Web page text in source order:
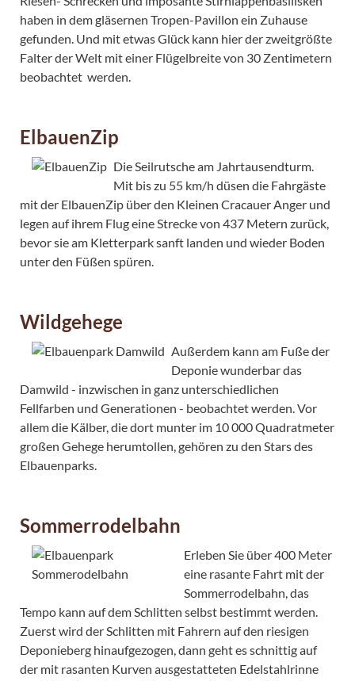
haben in dem gläsernen Tropen-Pavillon ein Zuhause
gefunden. Und mit etwas Glück kann hier der zweitgrößte
Falter der Welt mit einer Flügelbreite von 30 Zentimetern
beobachtet werden.
ElbauenZip
Die Seilrutsche am Jahrtausendturm.
Mit bis zu 55 km/h düsen die Fahrgäste
mit der ElbauenZip über den Kleinen Cracauer Anger und
legen auf ihrem Flug eine Strecke von 437 Metern zurück,
bevor sie am Kletterpark sanft landen und wieder Boden
unter den Füßen spüren.
Wildgehege
Außerdem kann am Fuße der
Deponie wunderbar das
Damwild - inzwischen in ganz unterschiedlichen
Fellfarben und Generationen - beobachtet werden. Vor
allem die Kälber, die dort munter im 10 000 Quadratmeter
großen Gehege herumtollen, gehören zu den Stars des
Elbauenparks.
Sommerrodelbahn
Erleben Sie über 400 Meter
eine rasante Fahrt mit der
Sommerrodelbahn, das
Tempo kann auf dem Schlitten selbst bestimmt werden.
Zuerst wird der Schlitten mit Fahrern auf den riesigen
Deponieberg hinaufgezogen, dann geht es schnittig auf
der mit rasanten Kurven ausgestatteten Edelstahlrinne